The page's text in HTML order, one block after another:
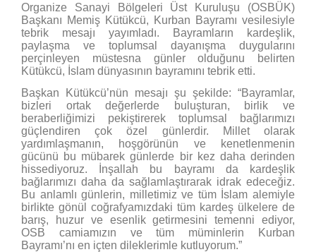
Organize Sanayi Bölgeleri Üst Kuruluşu (OSBÜK)
Başkanı Memiş Kütükcü, Kurban Bayramı vesilesiyle
tebrik mesajı yayımladı. Bayramların kardeşlik,
paylaşma ve toplumsal dayanışma duygularını
perçinleyen müstesna günler olduğunu belirten
Kütükcü, İslam dünyasının bayramını tebrik etti.
Başkan Kütükcü’nün mesajı şu şekilde: “Bayramlar,
bizleri ortak değerlerde buluşturan, birlik ve
beraberliğimizi pekiştirerek toplumsal bağlarımızı
güçlendiren çok özel günlerdir. Millet olarak
yardımlaşmanın, hoşgörünün ve kenetlenmenin
gücünü bu mübarek günlerde bir kez daha derinden
hissediyoruz. İnşallah bu bayramı da kardeşlik
bağlarımızı daha da sağlamlaştırarak idrak edeceğiz.
Bu anlamlı günlerin, milletimiz ve tüm İslam alemiyle
birlikte gönül coğrafyamızdaki tüm kardeş ülkelere de
barış, huzur ve esenlik getirmesini temenni ediyor,
OSB camiamızın ve tüm müminlerin Kurban
Bayramı’nı en içten dileklerimle kutluyorum.”